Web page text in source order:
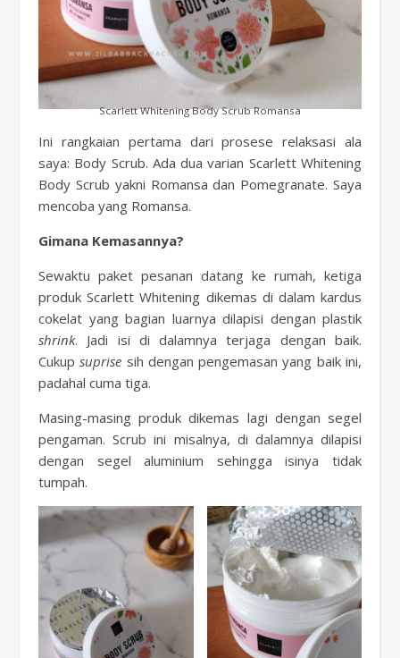
Scarlett Whitening Body Scrub Romansa
Ini rangkaian pertama dari prosese relaksasi ala
saya: Body Scrub. Ada dua varian Scarlett Whitening
Body Scrub yakni Romansa dan Pomegranate. Saya
mencoba yang Romansa.
Gimana Kemasannya?
Sewaktu paket pesanan datang ke rumah, ketiga
produk Scarlett Whitening dikemas di dalam kardus
cokelat yang bagian luarnya dilapisi dengan plastik
shrink. Jadi isi di dalamnya terjaga dengan baik.
Cukupsuprise sih dengan pengemasan yang baik ini,
padahal cuma tiga.
Masing-masing produk dikemas lagi dengan segel
pengaman. Scrub ini misalnya, di dalamnya dilapisi
dengan segel aluminium sehingga isinya tidak
tumpah.